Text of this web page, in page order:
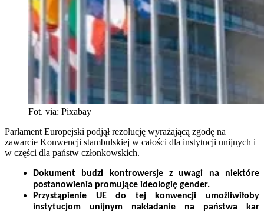
Fot. via: Pixabay
Parlament Europejski podjął rezolucję wyrażającą zgodę na
zawarcie Konwencji stambulskiej w całości dla instytucji unijnych i
w części dla państw członkowskich.
Dokument budzi kontrowersje z uwagi na niektóre
postanowienia promujące ideologię gender.
Przystąpienie UE do tej konwencji umożliwiłoby
instytucjom unijnym nakładanie na państwa kar